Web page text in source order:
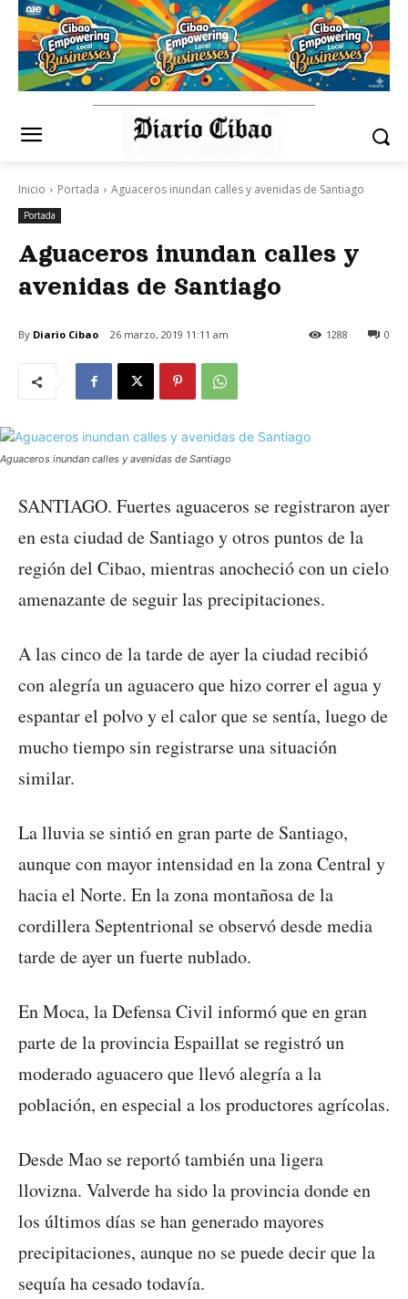
Inicio Portada Aguaceros inundan calles y avenidas de Santiago
Portada
Aguaceros inundan calles y
avenidas de Santiago
By Diario Cibao 26 marzo, 2019 11:11 am 0
1288
Aguaceros inundan calles y avenidas de Santiago
SANTIAGO. Fuertes aguaceros se registraron ayer
en esta ciudad de Santiago y otros puntos de la
región del Cibao, mientras anocheció con un cielo
amenazante de seguir las precipitaciones.
A las cinco de la tarde de ayer la ciudad recibió
con alegría un aguacero que hizo correr el agua y
espantar el polvo y el calor que se sentía, luego de
mucho tiempo sin registrarse una situación
similar.
La lluvia se sintió en gran parte de Santiago,
aunque con mayor intensidad en la zona Central y
hacia el Norte. En la zona montañosa de la
cordillera Septentrional se observó desde media
tarde de ayer un fuerte nublado.
En Moca, la Defensa Civil informó que en gran
parte de la provincia Espaillat se registró un
moderado aguacero que llevó alegría a la
población, en especial a los productores agrícolas.
Desde Mao se reportó también una ligera
llovizna. Valverde ha sido la provincia donde en
los últimos días se han generado mayores
precipitaciones, aunque no se puede decir que la
sequía ha cesado todavía.